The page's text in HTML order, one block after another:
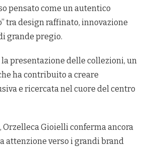
pensato come un autentico
tra design raffinato, innovazione
grande pregio.
presentazione delle collezioni, un
ha contribuito a creare
e ricercata nel cuore del centro
Orzelleca Gioielli conferma ancora
attenzione verso i grandi brand